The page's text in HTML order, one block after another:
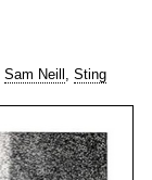
Sam Neill , Sting